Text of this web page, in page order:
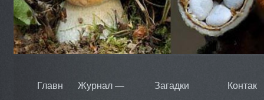
Главн
Журнал —
Загадки
Контак